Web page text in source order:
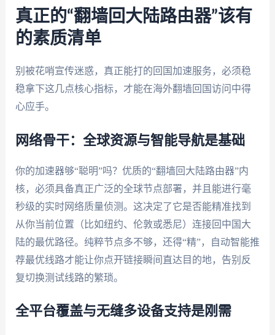
真正的“翻墙回大陆路由器”该有
的素质清单
别被花哨宣传迷惑，真正能打的回国加速服务，必须稳
稳拿下这几点核心指标，才能在海外翻墙回国访问中得
心应手。
网络骨干：全球资源与智能导航是基础
你的加速器够“聪明”吗？优质的“翻墙回大陆路由器”内
核，必须具备真正广泛的全球节点部署，并且能进行毫
秒级的实时网络质量侦测。这决定了它是否能精准找到
从你当前位置（比如纽约、伦敦或悉尼）连接回中国大
陆的最优路径。纯粹节点多不够，还得“精”，自动智能推
荐最优线路才能让你点开链接瞬间直达目的地，告别反
复切换测试线路的繁琐。
全平台覆盖与无缝多设备支持是刚需